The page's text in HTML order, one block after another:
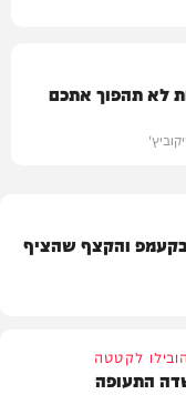
לא תהפוך אתכם
והקצף שהציף
לקטטה
התעופה